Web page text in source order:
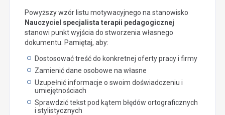
Powyższy wzór listu motywacyjnego na stanowisko
Nauczyciel specjalista terapii pedagogicznej
stanowi punkt wyjścia do stworzenia własnego
dokumentu. Pamiętaj, aby:
Dostosować treść do konkretnej oferty pracy i firmy
Zamienić dane osobowe na własne
Uzupełnić informacje o swoim doświadczeniu i
umiejętnościach
Sprawdzić tekst pod kątem błędów ortograficznych
i stylistycznych